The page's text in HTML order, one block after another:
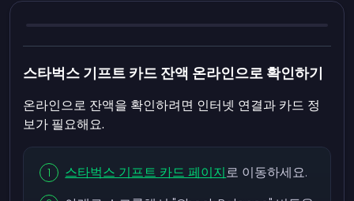
스타벅스 기프트 카드 잔액 온라인으로 확인하기
온라인으로 잔액을 확인하려면 인터넷 연결과 카드 정
보가 필요해요.
스타벅스 기프트 카드 페이지로 이동하세요.